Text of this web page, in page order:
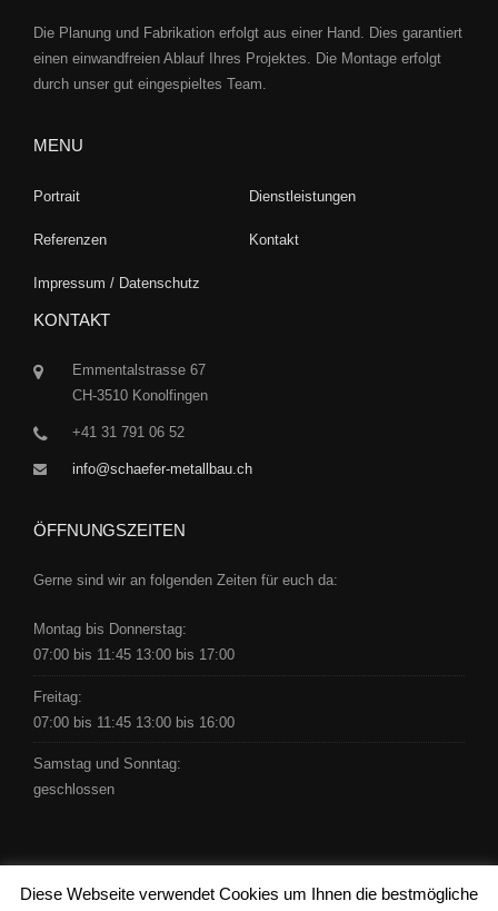
Die Planung und Fabrikation erfolgt aus einer Hand. Dies garantiert
einen einwandfreien Ablauf Ihres Projektes. Die Montage erfolgt
durch unser gut eingespieltes Team.
MENU
Portrait Dienstleistungen
Referenzen Kontakt
Impressum / Datenschutz
KONTAKT
Emmentalstrasse 67
CH-3510 Konolfingen
+41 31 791 06 52
info@schaefer-metallbau.ch
ÖFFNUNGSZEITEN
Gerne sind wir an folgenden Zeiten für euch da:
Montag bis Donnerstag:
07:00 bis 11:45 13:00 bis 17:00
Freitag:
07:00 bis 11:45 13:00 bis 16:00
Samstag und Sonntag:
geschlossen
Diese Webseite verwendet Cookies um Ihnen die bestmögliche